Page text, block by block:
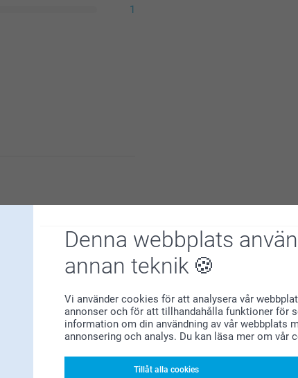
Denna webbplats
annan teknik
Vi använder cookies för att analysera vår
annonser och för att tillhandahålla funktioner för
information om din användning av vår webbplats
annonsering och analys. Du kan läsa mer om vår
Tillåt alla cookies
1